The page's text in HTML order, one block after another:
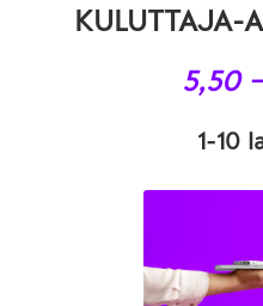
KULUTTAJA-
5,50
1-10